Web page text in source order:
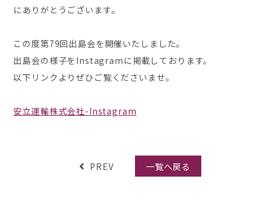
にありがとうございます。
この度第79回出島会を開催いたしました。
出島会の様子をInstagramに掲載しております。
以下リンクよりぜひご覧くださいませ。
安立運輸株式会社-Instagram
PREV 一覧へ戻る